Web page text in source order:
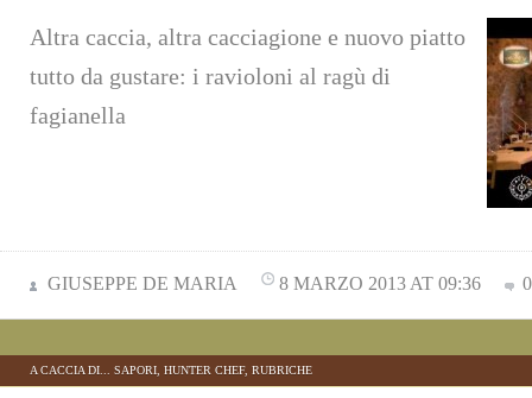
Altra caccia, altra cacciagione e nuovo piatto
tutto da gustare: i ravioloni al ragù di
fagianella
GIUSEPPE DE MARIA 8 MARZO 2013 AT 09:36
A CACCIA DI... SAPORI HUNTER CHEF, RUBRICHE